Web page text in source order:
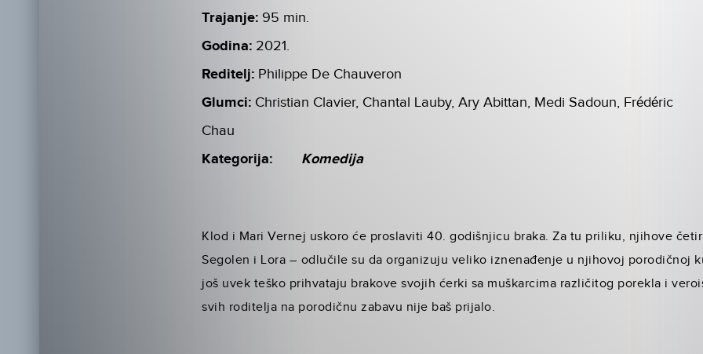
Trajanje: 95 min.
Godina: 2021.
Reditelj: Philippe De Chauveron
Glumci: Christian Clavier, Chantal Lauby, Ary Abittan, Medi Sadoun, Frédéric
Chau
Kategorija: Komedija
Klod i Mari Vernej uskoro će proslaviti 40. godišnjicu braka. Za tu priliku, njihove
Segolen i Lora – odlučile su da organizuju veliko iznenađenje u njihovoj porodičnoj
još uvek teško prihvataju brakove svojih ćerki sa muškarcima različitog porekla i
svih roditelja na porodičnu zabavu nije baš prijalo.